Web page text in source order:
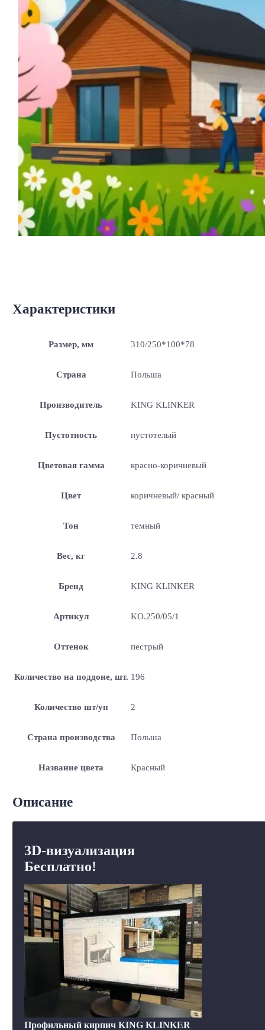
Характеристики
Размер, мм 310/250*100*78
Страна Польша
Производитель KING KLINKER
Пустотность пустотелый
Цветовая гамма красно-коричневый
Цвет коричневый/ красный
Тон темный
Вес, кг 2.8
Бренд KING KLINKER
Артикул KO.250/05/1
Оттенок пестрый
Количество на поддоне, шт. 196
Количество шт/уп 2
Страна производства Польша
Название цвета Красный
Описание
3D-визуализация
Бесплатно!
Профильный кирпич KING KLINKER